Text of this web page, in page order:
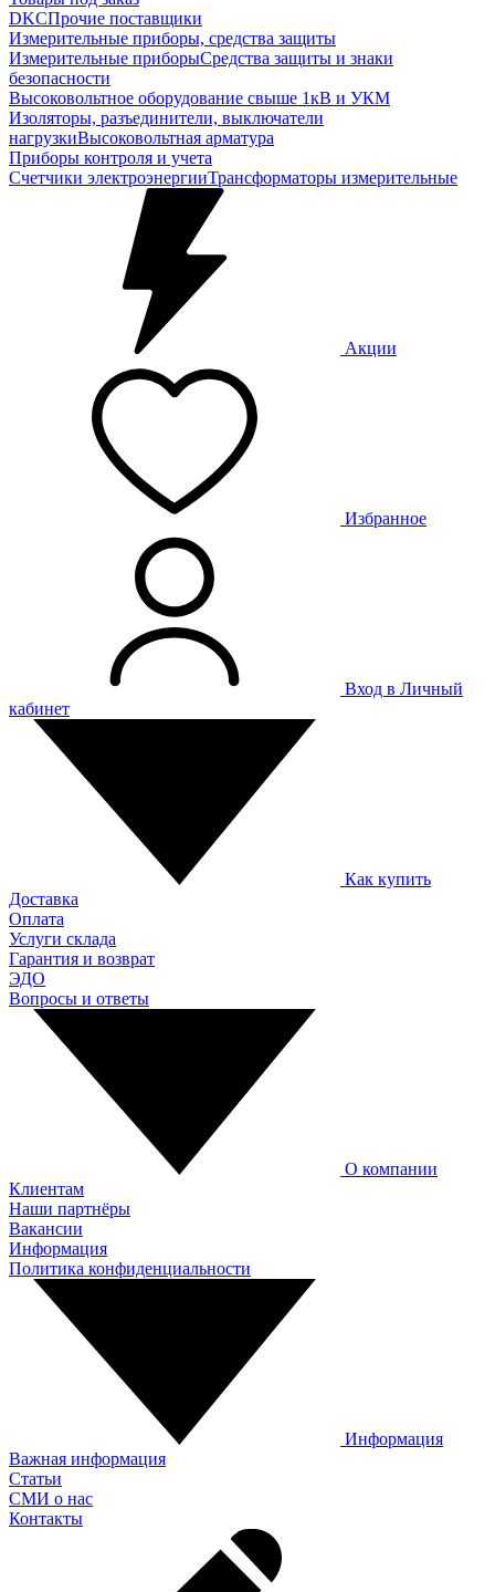
DKCПрочие поставщики
Измерительные приборы, средства защиты
Измерительные приборыСредства защиты и знаки
безопасности
Высоковольтное оборудование свыше 1кВ и УКМ
Изоляторы, разъединители, выключатели
нагрузкиВысоковольтная арматура
Приборы контроля и учета
Счетчики электроэнергииТрансформаторы измерительные
Акции
Избранное
Вход в Личный
кабинет
Как купить
Доставка
Оплата
Услуги склада
Гарантия и возврат
ЭДО
Вопросы и ответы
О компании
Клиентам
Наши партнёры
Вакансии
Информация
Политика конфиденциальности
Информация
Важная информация
Статьи
СМИ о нас
Контакты